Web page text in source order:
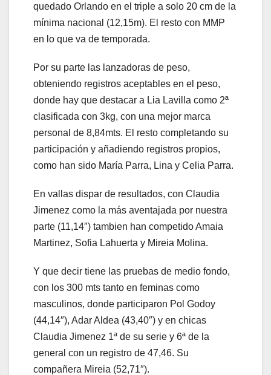
quedado Orlando en el triple a solo 20 cm de la
mínima nacional (12,15m). El resto con MMP
en lo que va de temporada.
Por su parte las lanzadoras de peso,
obteniendo registros aceptables en el peso,
donde hay que destacar a Lia Lavilla como 2ª
clasificada con 3kg, con una mejor marca
personal de 8,84mts. El resto completando su
participación y añadiendo registros propios,
como han sido María Parra, Lina y Celia Parra.
En vallas dispar de resultados, con Claudia
Jimenez como la más aventajada por nuestra
parte (11,14″) tambien han competido Amaia
Martinez, Sofia Lahuerta y Mireia Molina.
Y que decir tiene las pruebas de medio fondo,
con los 300 mts tanto en feminas como
masculinos, donde participaron Pol Godoy
(44,14″), Adar Aldea (43,40″) y en chicas
Claudia Jimenez 1ª de su serie y 6ª de la
general con un registro de 47,46. Su
compañera Mireia (52,71″).